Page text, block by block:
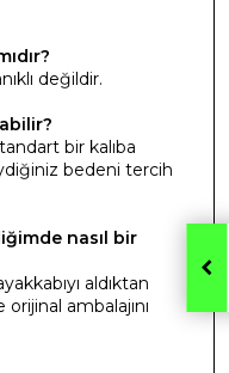
değildir.
bir kalıba
bedeni tercih
nasıl bir
aldıktan
ambalajını